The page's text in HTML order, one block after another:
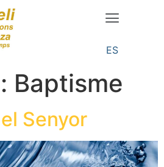
ES
Baptisme
Senyor